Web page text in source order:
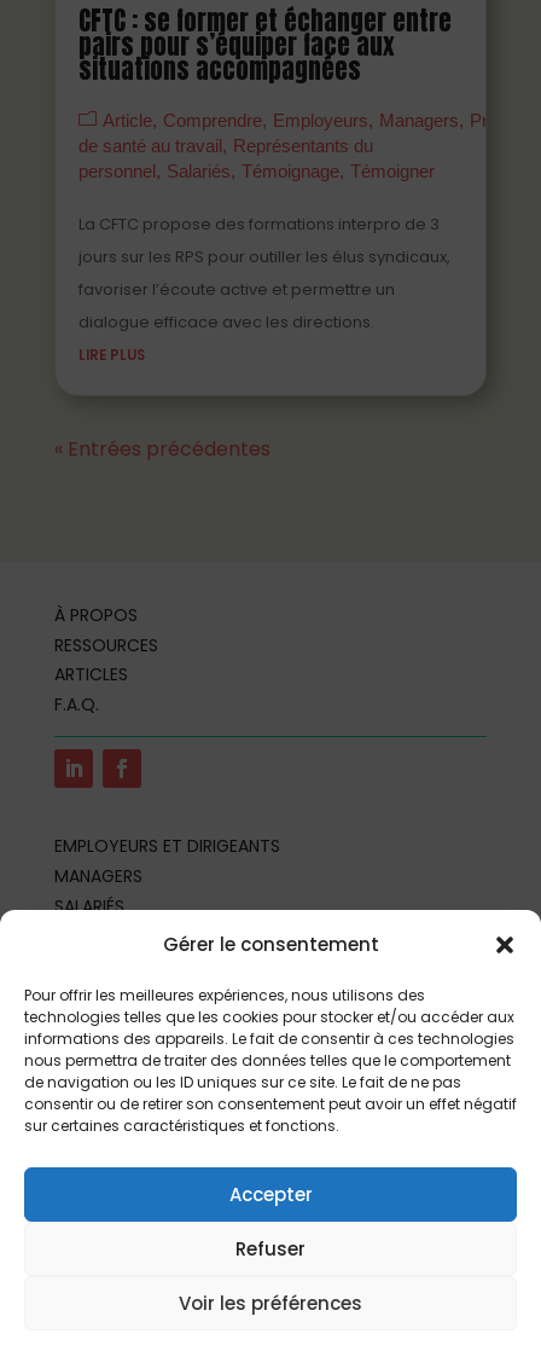
Gérer le consentement
Pour offrir les meilleures expériences, nous utilisons des
technologies telles que les cookies pour stocker et/ou accéder aux
informations des appareils. Le fait de consentir à ces technologies
nous permettra de traiter des données telles que le comportement
de navigation ou les ID uniques sur ce site. Le fait de ne pas
consentir ou de retirer son consentement peut avoir un effet négatif
sur certaines caractéristiques et fonctions.
Accepter
Refuser
Voir les préférences
CFTC : se former et échanger entre
pairs pour s’équiper face aux
situations accompagnées
Article Comprendre Employeurs Managers
Prévenir
de santé au travail
Représentants du
personnel
Salariés Témoignage Témoigner
La CFTC propose des formations interpro de 3
jours sur les RPS pour outiller les élus syndicaux,
favoriser l’écoute active et permettre un
dialogue efficace avec les directions.
LIRE PLUS
« Entrées précédentes
À PROPOS
RESSOURCES
ARTICLES
F.A.Q.
EMPLOYEURS ET DIRIGEANTS
MANAGERS
SALARIÉS
REPRÉSENTANTS DU PERSONNEL
PARTENAIRES ET PROFESSIONNELS
Mentions légales